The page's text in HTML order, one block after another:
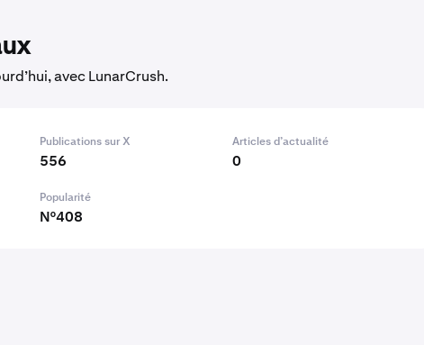
avec LunarCrush.
Publications sur X
556
Articles d’actualité
0
Popularité
N°408